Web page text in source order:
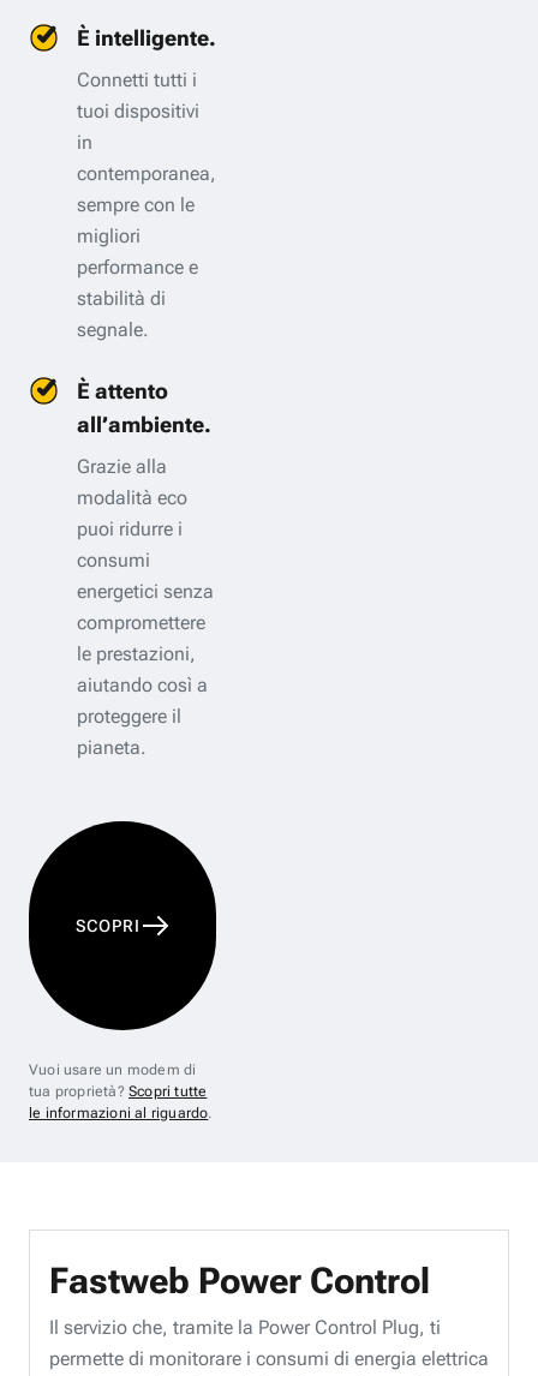
È intelligente.
Connetti tutti i
tuoi dispositivi
in
contemporanea,
sempre con le
migliori
performance e
stabilità di
segnale.
È attento
all’ambiente.
Grazie alla
modalità eco
puoi ridurre i
consumi
energetici senza
compromettere
le prestazioni,
aiutando così a
proteggere il
pianeta.
SCOPRI
Vuoi usare un modem di
tua proprietà? Scopri tutte
le informazioni al riguardo.
Fastweb Power Control
Il servizio che, tramite la Power Control Plug, ti
permette di monitorare i consumi di energia elettrica